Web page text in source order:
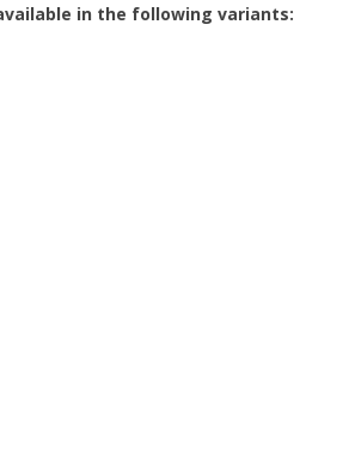
in the following variants: